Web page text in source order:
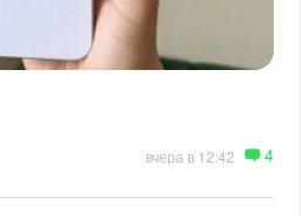
вчера в 12:42 4